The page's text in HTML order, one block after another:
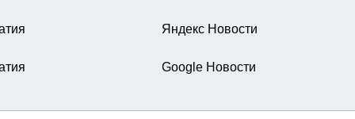
Яндекс Новости
Google Новости